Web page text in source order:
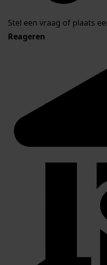
Stel een vraag of plaats
Reageren